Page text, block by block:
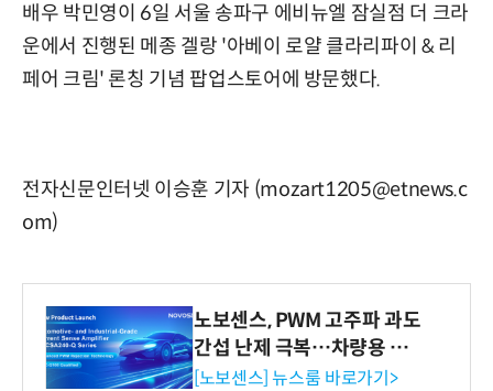
배우 박민영이 6일 서울 송파구 에비뉴엘 잠실점 더 크라
운에서 진행된 메종 겔랑 '아베이 로얄 클라리파이 & 리
페어 크림' 론칭 기념 팝업스토어에 방문했다.
전자신문인터넷 이승훈 기자 (mozart1205@etnews.c
om)
노보센스, PWM 고주파 과도
간섭 난제 극복…차량용 전
류 감지 증폭기
[노보센스] 뉴스룸 바로가기>